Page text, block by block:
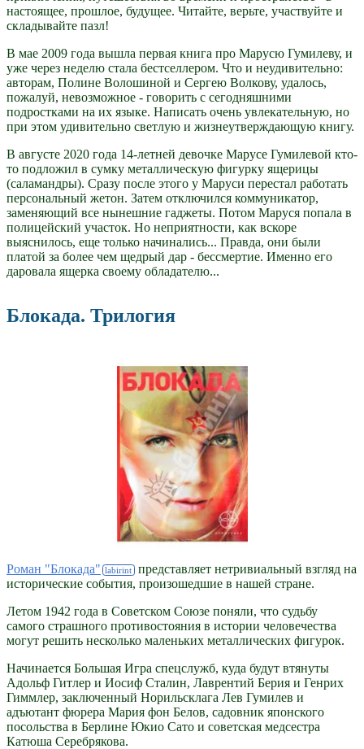
настоящее, прошлое, будущее. Читайте, верьте, участвуйте и
складывайте пазл!
В мае 2009 года вышла первая книга про Марусю Гумилеву, и
уже через неделю стала бестселлером. Что и неудивительно:
авторам, Полине Волошиной и Сергею Волкову, удалось,
пожалуй, невозможное - говорить с сегодняшними
подростками на их языке. Написать очень увлекательную, но
при этом удивительно светлую и жизнеутверждающую книгу.
В августе 2020 года 14-летней девочке Марусе Гумилевой кто-
то подложил в сумку металлическую фигурку ящерицы
(саламандры). Сразу после этого у Маруси перестал работать
персональный жетон. Затем отключился коммуникатор,
заменяющий все нынешние гаджеты. Потом Маруся попала в
полицейский участок. Но неприятности, как вскоре
выяснилось, еще только начинались... Правда, они были
платой за более чем щедрый дар - бессмертие. Именно его
даровала ящерка своему обладателю...
Блокада. Трилогия
Роман "Блокада"
представляет нетривиальный взгляд на
исторические события, произошедшие в нашей стране.
Летом 1942 года в Советском Союзе поняли, что судьбу
самого страшного противостояния в истории человечества
могут решить несколько маленьких металлических фигурок.
Начинается Большая Игра спецслужб, куда будут втянуты
Адольф Гитлер и Иосиф Сталин, Лаврентий Берия и Генрих
Гиммлер, заключенный Норильсклага Лев Гумилев и
адъютант фюрера Мария фон Белов, садовник японского
посольства в Берлине Юкио Сато и советская медсестра
Катюша Серебрякова.